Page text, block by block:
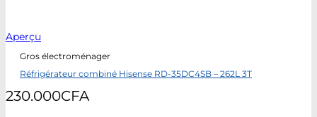
Aperçu
Gros électroménager
Réfrigérateur combiné Hisense RD-35DC4SB – 262L 3T
230.000CFA